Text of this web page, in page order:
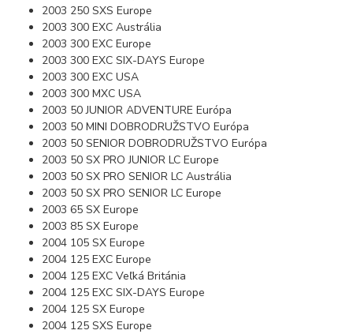
2003 250 SXS Europe
2003 300 EXC Austrália
2003 300 EXC Europe
2003 300 EXC SIX-DAYS Europe
2003 300 EXC USA
2003 300 MXC USA
2003 50 JUNIOR ADVENTURE Európa
2003 50 MINI DOBRODRUŽSTVO Európa
2003 50 SENIOR DOBRODRUŽSTVO Európa
2003 50 SX PRO JUNIOR LC Europe
2003 50 SX PRO SENIOR LC Austrália
2003 50 SX PRO SENIOR LC Europe
2003 65 SX Europe
2003 85 SX Europe
2004 105 SX Europe
2004 125 EXC Europe
2004 125 EXC Veľká Británia
2004 125 EXC SIX-DAYS Europe
2004 125 SX Europe
2004 125 SXS Europe